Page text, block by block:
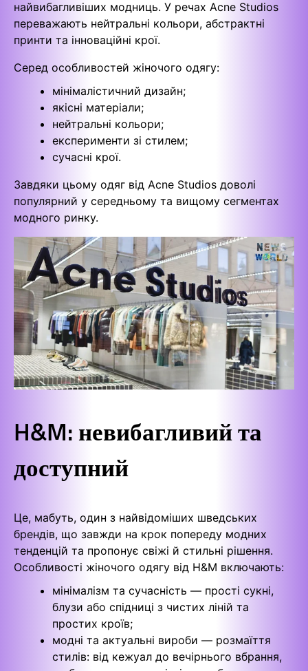
найвибагливіших модниць. У речах Acne Studios
переважають нейтральні кольори, абстрактні
принти та інноваційні крої.
Серед особливостей жіночого одягу:
мінімалістичний дизайн;
якісні матеріали;
нейтральні кольори;
експерименти зі стилем;
сучасні крої.
Завдяки цьому одяг від Acne Studios доволі
популярний у середньому та вищому сегментах
модного ринку.
H&M: невибагливий та
доступний
Це, мабуть, один з найвідоміших шведських
брендів, що завжди на крок попереду модних
тенденцій та пропонує свіжі й стильні рішення.
Особливості жіночого одягу від H&M включають:
мінімалізм та сучасність — прості сукні,
блузи або спідниці з чистих ліній та
простих кроїв;
модні та актуальні вироби — розмаїття
стилів: від кежуал до вечірнього вбрання,